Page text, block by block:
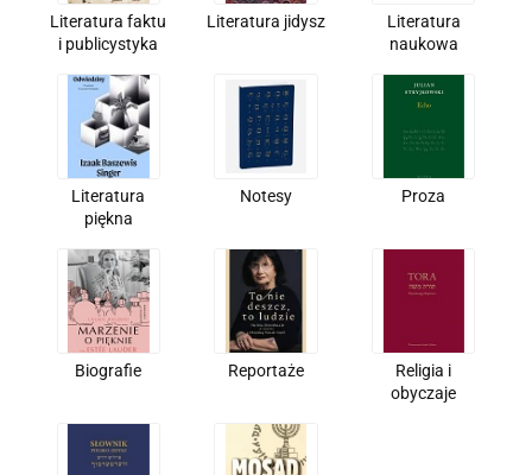
Literatura faktu
i publicystyka
Literatura jidysz
Literatura
naukowa
Literatura
piękna
Notesy Proza
Biografie Reportaże
Religia i
obyczaje